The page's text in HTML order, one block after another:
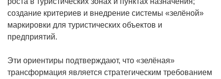
создание критериев и внедрение системы «зелёной»
маркировки для туристических объектов и
предприятий.
Эти ориентиры подтверждают, что «зелёная»
трансформация является стратегическим требованием